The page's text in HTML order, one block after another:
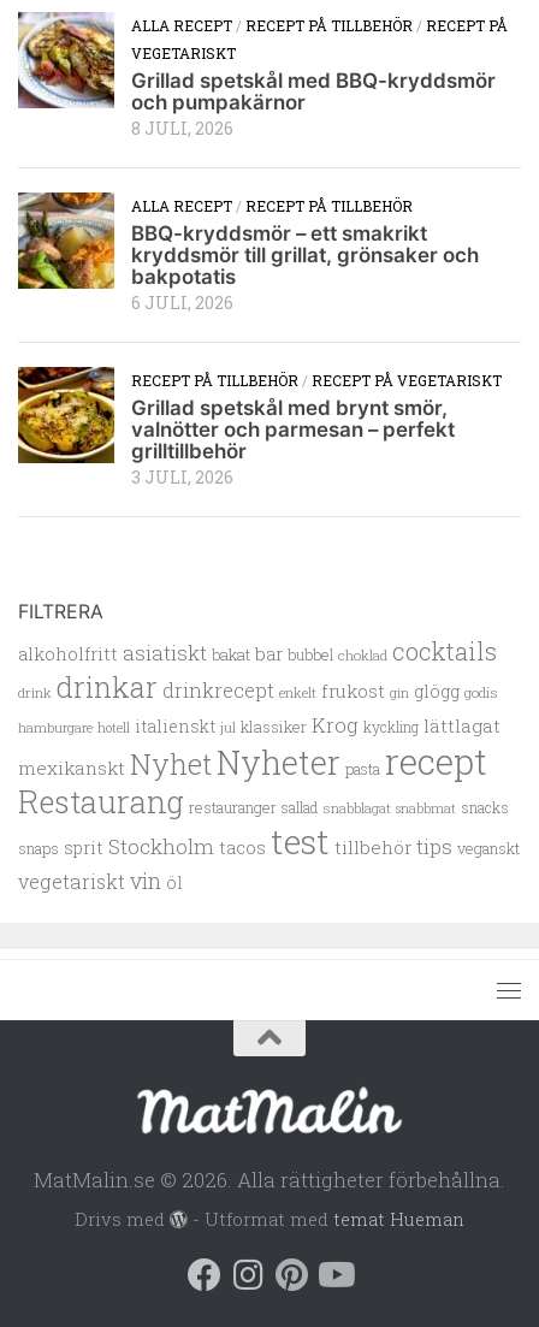
ALLA RECEPT /RECEPT PÅ TILLBEHÖR /RECEPT PÅ
VEGETARISKT
Grillad spetskål med BBQ-kryddsmör
och pumpakärnor
8 JULI, 2026
ALLA RECEPT /RECEPT PÅ TILLBEHÖR
BBQ-kryddsmör – ett smakrikt
kryddsmör till grillat, grönsaker och
bakpotatis
6 JULI, 2026
RECEPT PÅ TILLBEHÖR /RECEPT PÅ VEGETARISKT
Grillad spetskål med brynt smör,
valnötter och parmesan – perfekt
grilltillbehör
3 JULI, 2026
FILTRERA
alkoholfritt asiatiskt bakat bar bubbel choklad cocktails
drink drinkar drinkrecept enkelt frukost gin glögg godis
hamburgare hotell italienskt jul klassiker Krog kyckling lättlagat
mexikanskt NyhetNyheter pasta recept
Restaurang restauranger sallad snabblagat snabbmat snacks
snaps sprit Stockholm tacos test tillbehör tips veganskt
vegetarisktvin öl
MatMalin.se © 2026. Alla rättigheter förbehållna.
Drivs med - Utformat med temat Hueman